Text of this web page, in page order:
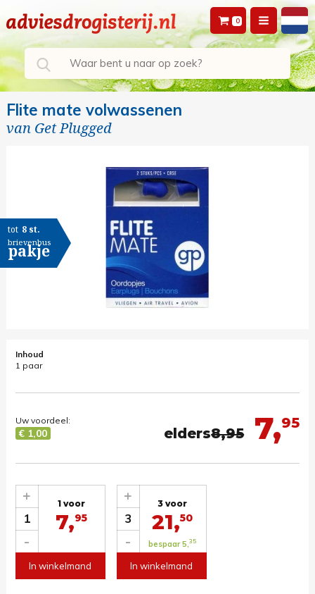
0
Flite mate volwassenen
van Get Plugged
tot 8 st.
brievenbus
pakje
Inhoud
1 paar
7,95
elders8,95
Uw voordeel:
€ 1,00
1
-
+ 1 voor
7,95
In winkelmand
3
-
+ 3 voor
21,50
bespaar 5,35
In winkelmand